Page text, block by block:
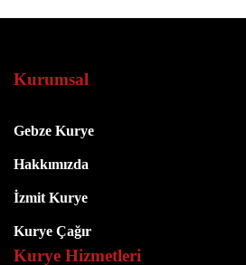
Kurumsal
Gebze Kurye
Hakkımızda
İzmit Kurye
Kurye Çağır
Kurye Hizmetleri